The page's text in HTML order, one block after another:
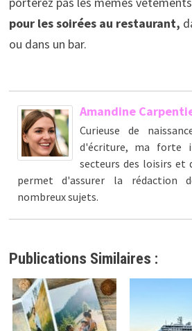
pour les soirées au restaurant,
ou dans un bar.
Amandine
Curieuse de
d'écriture, ma forte
secteurs des loisirs et
permet d'assurer la rédaction
nombreux sujets.
Publications Similaires :